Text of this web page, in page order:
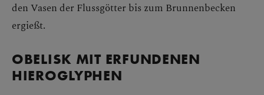
den Vasen der Flussgötter bis zum Brunnenbecken
ergießt.
OBELISK MIT ERFUNDENEN
HIEROGLYPHEN